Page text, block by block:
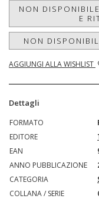
NON
E
NON
AGGIUNGI ALLA WISHLIST
Dettagli
FORMATO
EDITORE
EAN
ANNO PUBBLICAZIONE
CATEGORIA
COLLANA / SERIE